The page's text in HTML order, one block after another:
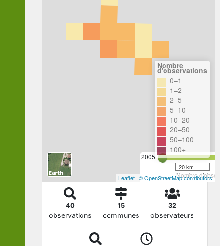
2005
Nombre
Nombre
d'observations
0–1
1–2
2–5
5–10
10–20
20–50
50–100
100+
20 km
Leaflet | © OpenStreetMap contributors
40
observations
15
communes
32
observateurs